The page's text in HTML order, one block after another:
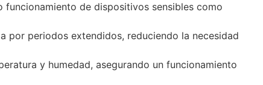
de dispositivos sensibles como
por periodos extendidos, reduciendo la necesidad
y humedad, asegurando un funcionamiento